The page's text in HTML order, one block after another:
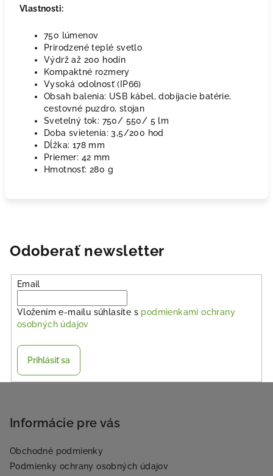
Vlastnosti:
750 lúmenov
Prirodzené teplé svetlo
Výdrž až 200 hodín
Kompaktné rozmery
Vysoká odolnosť (IP66)
Obsah balenia: USB kábel, dobíjacie batérie,
cestovné puzdro, stojan
Svetelný tok: 750/ 550/ 5 lm
Doba svietenia: 3,5/200 hod
Dĺžka: 178 mm
Priemer: 42 mm
Hmotnosť: 280 g
Odoberať newsletter
Email
Vložením e-mailu súhlasíte s podmienkami ochrany
osobných údajov
Prihlásiť sa
Informácie pre vás
Obchodné podmienky
Podmienky ochrany osobných údajov